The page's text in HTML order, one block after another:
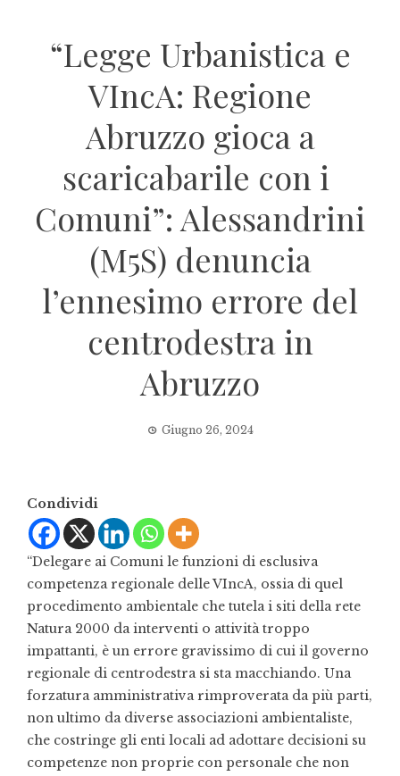
“Legge Urbanistica e
VIncA: Regione
Abruzzo gioca a
scaricabarile con i
Comuni”: Alessandrini
(M5S) denuncia
l’ennesimo errore del
centrodestra in
Abruzzo
Giugno 26, 2024
Condividi
“Delegare ai Comuni le funzioni di esclusiva
competenza regionale delle VIncA, ossia di quel
procedimento ambientale che tutela i siti della rete
Natura 2000 da interventi o attività troppo
impattanti, è un errore gravissimo di cui il governo
regionale di centrodestra si sta macchiando. Una
forzatura amministrativa rimproverata da più parti,
non ultimo da diverse associazioni ambientaliste,
che costringe gli enti locali ad adottare decisioni su
competenze non proprie con personale che non